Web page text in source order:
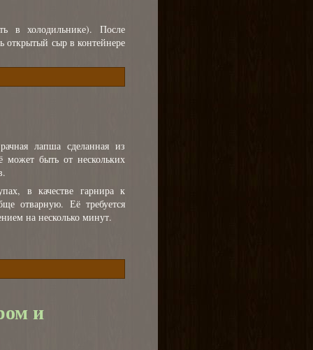
в холодильнике). После
открытый сыр в контейнере
лапша сделанная из
быть от нескольких
в качестве гарнира к
отварную. Её требуется
на несколько минут.
и